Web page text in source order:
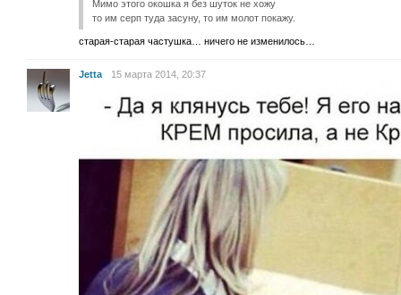
Мимо этого окошка я без шуток не хожу
то им серп туда засуну, то им молот покажу.
старая-старая частушка… ничего не изменилось…
Jetta 15 марта 2014, 20:37